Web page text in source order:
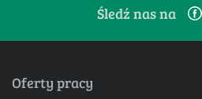
Śledź nas na
Oferty pracy